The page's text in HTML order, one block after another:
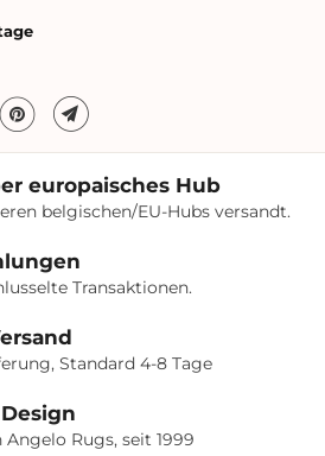
europaisches Hub
belgischen/EU-Hubs versandt.
Transaktionen.
Standard 4-8 Tage
Rugs, seit 1999